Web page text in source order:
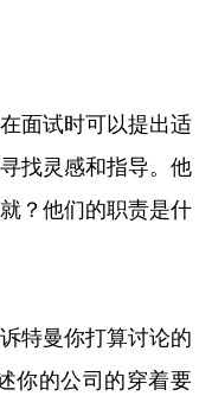
面试时可以提出适
找灵感和指导。他
？他们的职责是什
特曼你打算讨论的
你的公司的穿着要